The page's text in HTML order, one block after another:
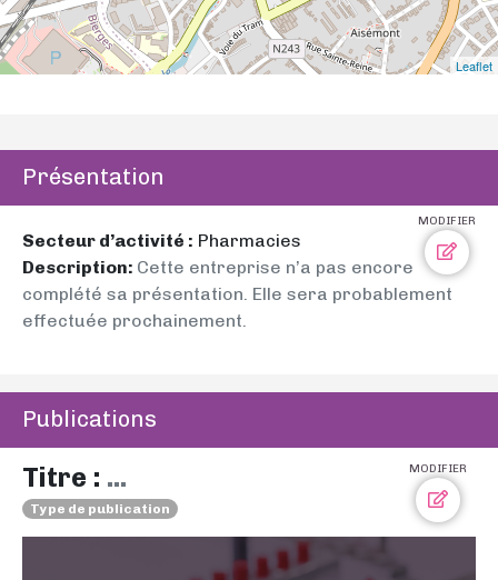
Leaflet
Présentation
MODIFIER
Secteur d’activité : Pharmacies
Description: Cette entreprise n’a pas encore
complété sa présentation. Elle sera probablement
effectuée prochainement.
Publications
MODIFIER
Titre : ...
Type de publication